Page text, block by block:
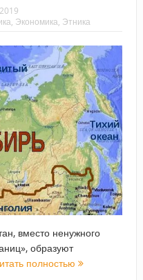
, Экономика, Этника
вместо ненужного
образуют
полностью